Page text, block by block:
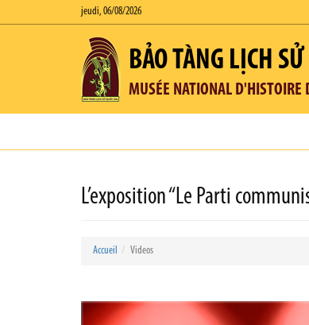
jeudi, 06/08/2026
BẢO TÀNG LỊCH
MUSÉE NATIONAL D'HISTOIRE
L’exposition “Le Parti
Accueil Videos